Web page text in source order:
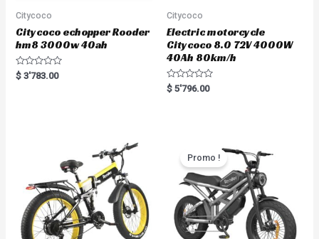
Citycoco
Citycoco echopper Rooder
hm8 3000w 40ah
R
a
$ 3'783.00
Citycoco
Electric motorcycle
Citycoco 8.0 72V 4000W
40Ah 80km/h
R
a
$ 5'796.00
Promo !